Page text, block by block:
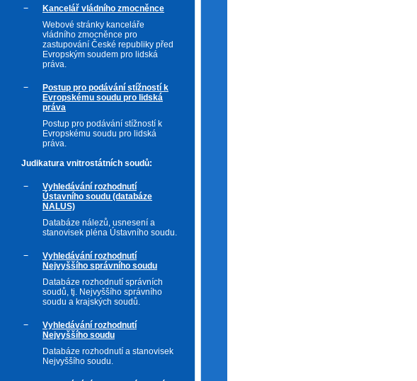
Kancelář vládního zmocněnce
Webové stránky kanceláře
vládního zmocněnce pro
zastupování České republiky před
Evropským soudem pro lidská
práva.
Postup pro podávání stížností k
Evropskému soudu pro lidská
práva
Postup pro podávání stížností k
Evropskému soudu pro lidská
práva.
Judikatura vnitrostátních soudů:
Vyhledávání rozhodnutí
Ústavního soudu (databáze
NALUS)
Databáze nálezů, usnesení a
stanovisek pléna Ústavního soudu.
Vyhledávání rozhodnutí
Nejvyššího správního soudu
Databáze rozhodnutí správních
soudů, tj. Nejvyššího správního
soudu a krajských soudů.
Vyhledávání rozhodnutí
Nejvyššího soudu
Databáze rozhodnutí a stanovisek
Nejvyššího soudu.